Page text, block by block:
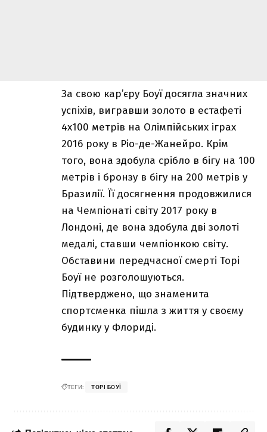
За свою кар’єру Боуї досягла значних
успіхів, вигравши золото в естафеті
4х100 метрів на Олімпійських іграх
2016 року в Ріо-де-Жанейро. Крім
того, вона здобула срібло в бігу на 100
метрів і бронзу в бігу на 200 метрів у
Бразилії. Її досягнення продовжилися
на Чемпіонаті світу 2017 року в
Лондоні, де вона здобула дві золоті
медалі, ставши чемпіонкою світу.
Обставини передчасної смерті Торі
Боуї не розголошуються.
Підтверджено, що знаменита
спортсменка пішла з життя у своєму
будинку у Флориді.
ТЕГИ: ТОРІ БОУЇ